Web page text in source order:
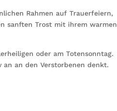
Rahmen auf Trauerfeiern,
sanften Trost mit ihrem warmen
oder am Totensonntag.
an an den Verstorbenen denkt.